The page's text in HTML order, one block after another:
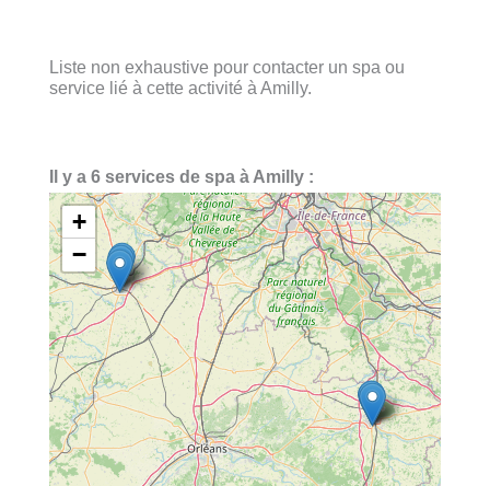
Liste non exhaustive pour contacter un spa ou
service lié à cette activité à Amilly.
Il y a 6 services de spa à Amilly :
+
−